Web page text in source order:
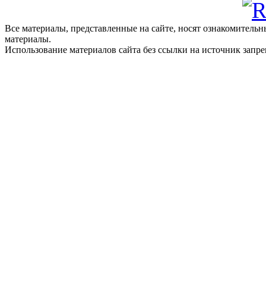
Все материалы, представленные на сайте, носят
материалы.
Использование материалов сайта без ссылки на источник